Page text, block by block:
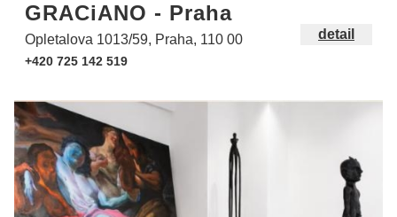
GRACiANO - Praha
Opletalova 1013/59, Praha, 110 00
+420 725 142 519
detail